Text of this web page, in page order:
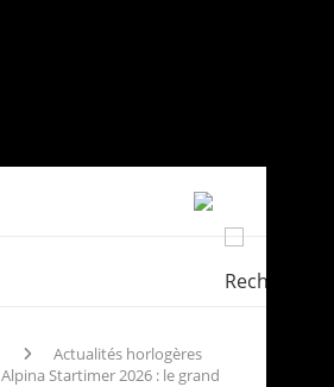
Actualités horlogères
Alpina Startimer 2026 : le grand